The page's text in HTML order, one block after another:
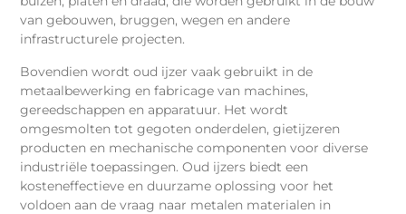
van gebouwen, bruggen, wegen en andere
infrastructurele projecten.
Bovendien wordt oud ijzer vaak gebruikt in de
metaalbewerking en fabricage van machines,
gereedschappen en apparatuur. Het wordt
omgesmolten tot gegoten onderdelen, gietijzeren
producten en mechanische componenten voor diverse
industriële toepassingen. Oud ijzers biedt een
kosteneffectieve en duurzame oplossing voor het
voldoen aan de vraag naar metalen materialen in